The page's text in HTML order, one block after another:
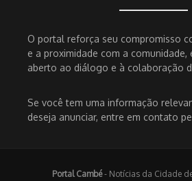
O portal reforça seu compromisso
e a proximidade com a comunidade,
aberto ao diálogo e à colaboração
Se você tem uma informação
deseja anunciar, entre em contato
Portal Cambé- Notícias da Cidade